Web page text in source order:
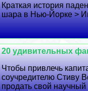
Краткая история
шара в Нью-Йорке >
20 удивительных
Чтобы привлечь
соучредителю Стиву
продать свой научный